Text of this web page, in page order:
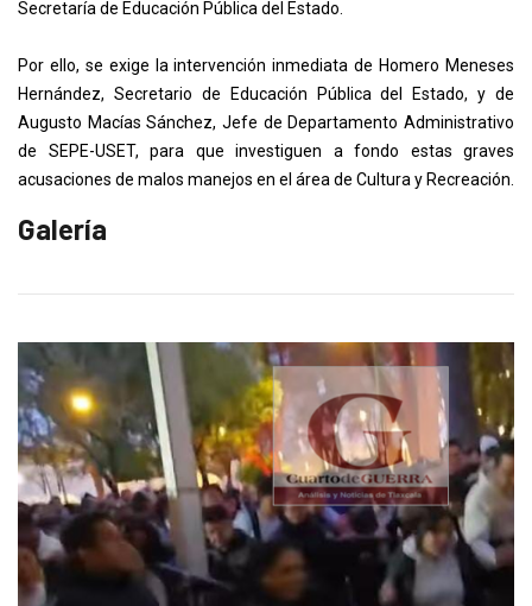
Secretaría de Educación Pública del Estado.
Por ello, se exige la intervención inmediata de Homero Meneses
Hernández, Secretario de Educación Pública del Estado, y de
Augusto Macías Sánchez, Jefe de Departamento Administrativo
de SEPE-USET, para que investiguen a fondo estas graves
acusaciones de malos manejos en el área de Cultura y Recreación.
Galería